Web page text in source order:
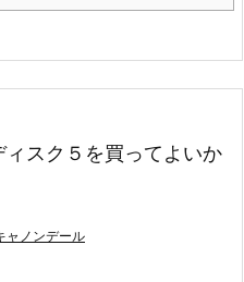
スク５を買ってよいか
ャノンデール